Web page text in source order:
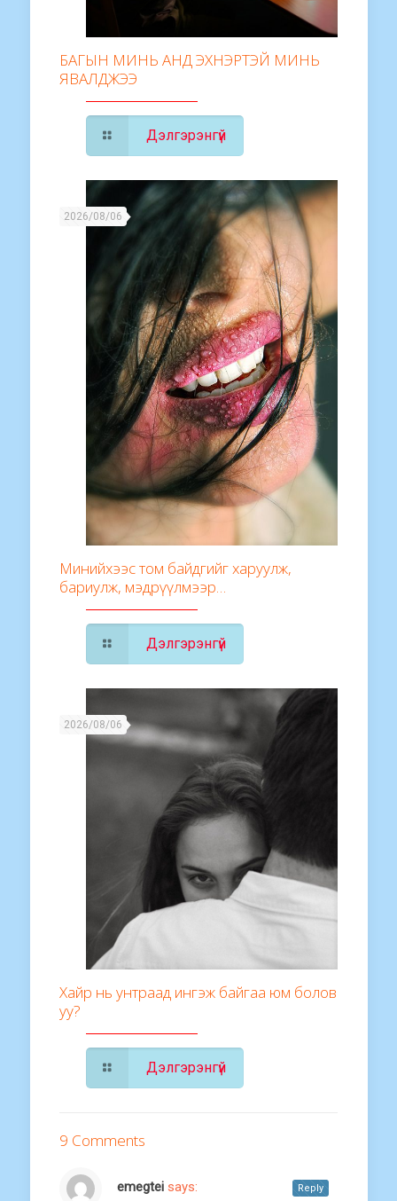
БАГЫН МИНЬ АНД ЭХНЭРТЭЙ МИНЬ
ЯВАЛДЖЭЭ
Дэлгэрэнгүй
2026/08/06
Минийхээс том байдгийг харуулж,
бариулж, мэдрүүлмээр…
Дэлгэрэнгүй
2026/08/06
Хайр нь унтраад ингэж байгаа юм болов
уу?
Дэлгэрэнгүй
9 Comments
emegtei says: Reply